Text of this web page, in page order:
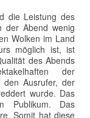
die Leistung des
der Abend wenig
Wolken im Land
möglich ist, ist
des Abends
der
den Ausrufer, der
wurde. Das
Publikum. Das
Somit hat diese